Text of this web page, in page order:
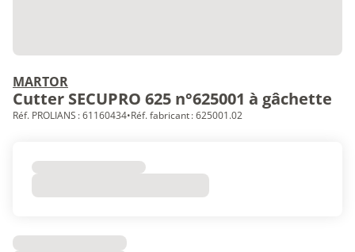
MARTOR
Cutter SECUPRO 625 n°625001 à gâchette
Réf. PROLIANS : 61160434•Réf. fabricant : 625001.02